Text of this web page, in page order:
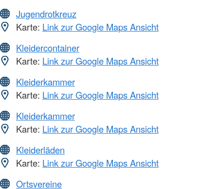
Jugendrotkreuz
Karte: Link zur Google Maps Ansicht
Kleidercontainer
Karte: Link zur Google Maps Ansicht
Kleiderkammer
Karte: Link zur Google Maps Ansicht
Kleiderkammer
Karte: Link zur Google Maps Ansicht
Kleiderläden
Karte: Link zur Google Maps Ansicht
Ortsvereine